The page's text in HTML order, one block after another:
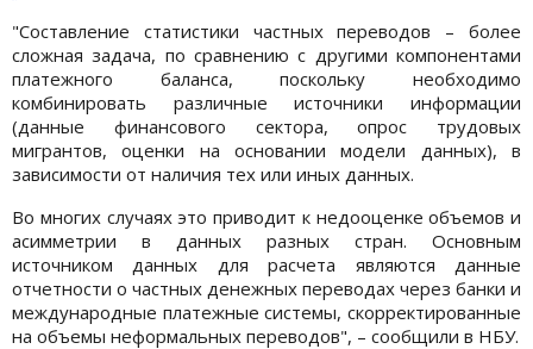
"Составление статистики частных переводов – более
сложная задача, по сравнению с другими компонентами
платежного баланса, поскольку необходимо
комбинировать различные источники информации
(данные финансового сектора, опрос трудовых
мигрантов, оценки на основании модели данных), в
зависимости от наличия тех или иных данных.
Во многих случаях это приводит к недооценке объемов и
асимметрии в данных разных стран. Основным
источником данных для расчета являются данные
отчетности о частных денежных переводах через банки и
международные платежные системы, скорректированные
на объемы неформальных переводов", – сообщили в НБУ.